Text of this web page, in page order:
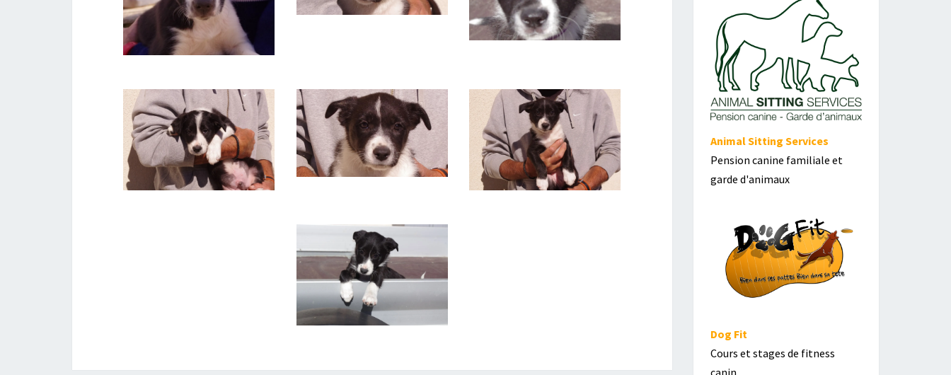
Animal Sitting Services
Pension canine familiale et
garde d'animaux
Dog Fit
Cours et stages de fitness
canin